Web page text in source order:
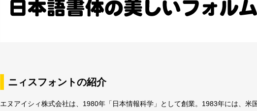
ニィスフォントの紹介
エヌアイシィ株式会社は、1980年「日本情報科学」として創業。1983年には、